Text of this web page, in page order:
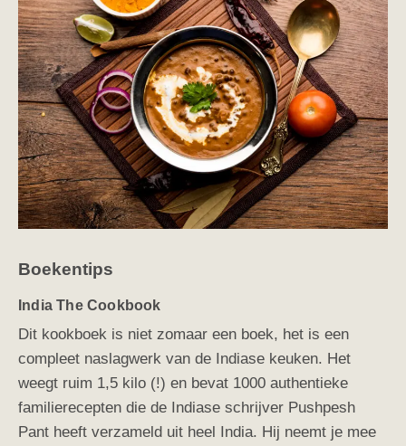
Boekentips
India The Cookbook
Dit kookboek is niet zomaar een boek, het is een
compleet naslagwerk van de Indiase keuken. Het
weegt ruim 1,5 kilo (!) en bevat 1000 authentieke
familierecepten die de Indiase schrijver Pushpesh
Pant heeft verzameld uit heel India. Hij neemt je mee